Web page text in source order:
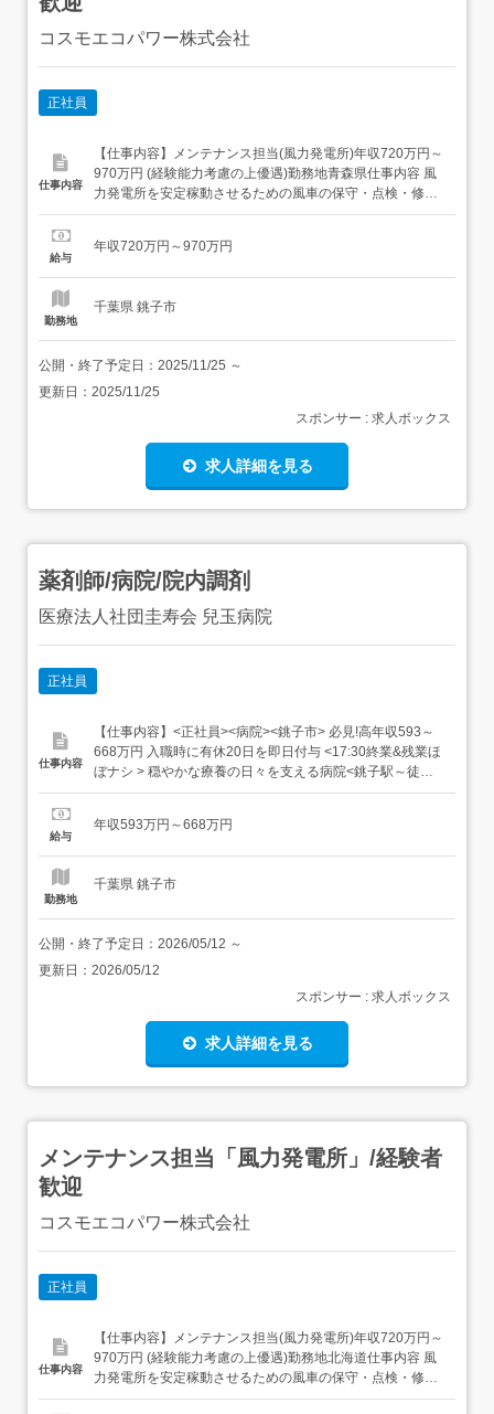
コスモエコパワー株式会社
正社員
仕事内容
【仕事内容】メンテナンス担当(風力発電所)年収720万円～
970万円 (経験能力考慮の上優遇)勤務地青森県仕事内容 風
力発電所を安定稼動させるための風車の保守・点検・修理
業務をご担当いただきます。また同社風力発電設備のみな
を推進していただきます。<具体的には>・各地の風力発電
給与
年収720万円～970万円
勤務地
千葉県 銚子市
公開・終了予定日： 2025/11/25 ～
更新日： 2025/11/25
スポンサー : 求人ボックス
求人詳細を見る
薬剤師/病院/院内調剤
医療法人社団圭寿会 兒玉病院
正社員
仕事内容
【仕事内容】<正社員><病院><銚子市> 必見!高年収593～
668万円 入職時に有休20日を即日付与 <17:30終業&残業ほ
ぼナシ > 穏やかな療養の日々を支える病院<銚子駅～徒歩3
分|車通勤OK>[車通勤OK][残業少なめ][～19時の職場][多科
せる日々を支える < 医療法人社団圭寿会 兒玉病院 >各線
給与
年収593万円～668万円
勤務地
千葉県 銚子市
公開・終了予定日： 2026/05/12 ～
更新日： 2026/05/12
スポンサー : 求人ボックス
求人詳細を見る
メンテナンス担当「風力発電所」/経験者
歓迎
コスモエコパワー株式会社
正社員
仕事内容
【仕事内容】メンテナンス担当(風力発電所)年収720万円～
970万円 (経験能力考慮の上優遇)勤務地北海道仕事内容 風
力発電所を安定稼動させるための風車の保守・点検・修理
業務をご担当いただきます。また同社風力発電設備のみな